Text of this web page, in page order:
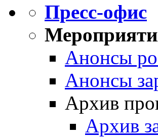
Пресс-офис
Анонсы
Анонсы
Архив
Архив